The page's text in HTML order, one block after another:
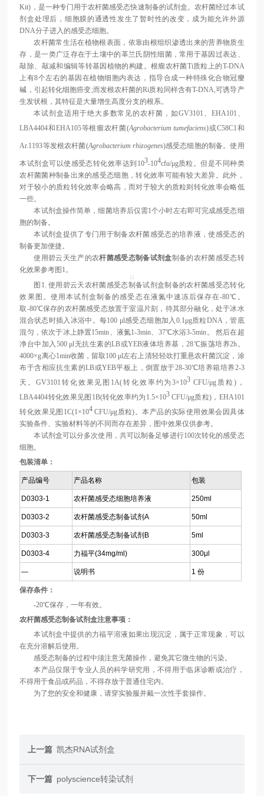
Kit)，是一种专门用于农杆菌感受态快速制备的试剂盒。农杆菌经过本试
剂盒处理后，细胞膜的通透性发生了暂时性的改变，成为能允许外源
DNA分子进入的感受态细胞。
农杆菌常生活在植物根表面，依靠由根组织渗透出来的营养物质生
存，是一类广泛存在于土壤中的革兰氏阴性细菌，常用于基因过表达、
敲除、敲减和编辑等转基因植物的构建。根瘤农杆菌Ti质粒上的T-DNA
上有8个左右的基因在植物细胞内表达，指导合成一种特殊化合物冠瘿
碱，引起转化细胞癌变;而发根农杆菌的Ri质粒同样含有T-DNA,可诱导产
生发状根，其特征是大量增生高度分支的根系。
本试剂盒适用于绝大多数常见的农杆菌，如GV3101、EHA101、
LBA4404和EHA105等根瘤农杆菌(Agrobacterium tumefaciens)或C58C1和
Ar.1193等发根农杆菌(Agrobacterium rhizogenes)感受态细胞的制备。使用
本试剂盒可以使感受态转化效率达到103-104cfu/μg质粒。但是不同种类
农杆菌菌种制备出来的感受态细胞，转化效率可能有较大差异。此外，
对于较小的质粒转化效率会略高，而对于较大的质粒则转化效率会略低
一些。
本试剂盒操作简单，细菌培养后仅需1个小时左右即可完成感受态细
胞的制备。
本试剂盒提供了专门用于制备农杆菌感受态的培养液，使感受态的
制备更加便捷。
使用碧云天生产的农杆菌感受态制备试剂盒制备的农杆菌感受态转
化效果参考图1。
图1. 使用碧云天农杆菌感受态制备试剂盒制备的农杆菌感受态转化
效果图。使用本试剂盒制备的感受态在液氮中速冻后保存在-80℃。
取-80℃保存的农杆菌感受态放置于室温片刻，待其部分融化，处于冰水
混合状态时插入冰浴中。每100 μl感受态细胞加入0.1μg质粒DNA，管底
混匀，依次于冰上静置15min、液氮1-3min、37℃水浴3-5min。 然后在超
净台中加入500 μl无抗生素的LB或YEB液体培养基，28℃振荡培养2h。
4000×g离心1min收菌，留取100 μl左右上清轻轻吹打重悬农杆菌沉淀，涂
布于含相应抗生素的LB或YEB平板上，倒置放于28-30℃培养箱培养2-3
天。GV3101转化效果见图1A(转化效率约为3×103 CFU/μg质粒)，
LBA4404转化效果见图1B(转化效率约为1.5×103CFU/μg质粒)，EHA101
转化效果见图1C(1×104CFU/μg质粒)。本产品的实际使用效果会因具体
实验条件、实验材料等的不同而存在差异，图中效果仅供参考。
本试剂盒可以分多次使用，共可以制备足够进行100次转化的感受态
细胞。
包装清单：
产品编号 产品名称 包装
D0303-1 农杆菌感受态细胞培养液 250ml
D0303-2 农杆菌感受态制备试剂A 50ml
D0303-3 农杆菌感受态制备试剂B 5ml
D0303-4 力福平(34mg/ml) 300μl
— 说明书 1 份
保存条件：
-20℃保存，一年有效。
农杆菌感受态制备试剂盒注意事项：
本试剂盒中提供的力福平溶液如果出现沉淀，属于正常现象，可以
在充分溶解后使用。
感受态制备的过程中须注意无菌操作，避免其它微生物的污染。
本产品仅限于专业人员的科学研究用，不得用于临床诊断或治疗，
不得用于食品或药品，不得存放于普通住宅内。
为了您的安全和健康，请穿实验服并戴一次性手套操作。
上一篇 凯杰RNA试剂盒
下一篇 polyscience转染试剂